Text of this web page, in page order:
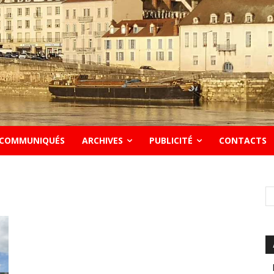
ARCHIVES PUBLICITÉ CONTACTS